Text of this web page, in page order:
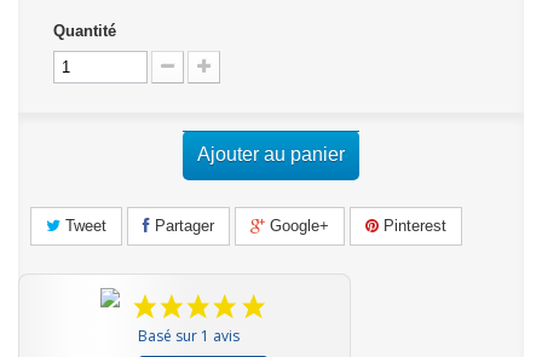
Quantité
Ajouter au panier
Tweet Partager Google+ Pinterest
Basé sur 1 avis